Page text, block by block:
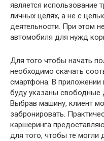
является использование
личных целях, а не с
деятельности. При этом
автомобиля для нужд
Для того чтобы начать
необходимо скачать
смартфона. В приложении
буду указаны свободные
Выбрав машину, клиент
забронировать.
каршеринга
для того, чтобы те могли